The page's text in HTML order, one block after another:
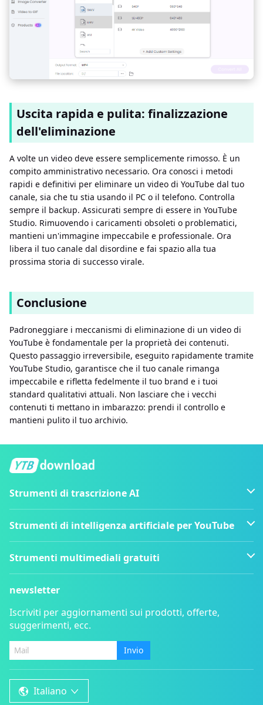
Uscita rapida e pulita: finalizzazione
dell'eliminazione
A volte un video deve essere semplicemente rimosso. È un
compito amministrativo necessario. Ora conosci i metodi
rapidi e definitivi per eliminare un video di YouTube dal tuo
canale, sia che tu stia usando il PC o il telefono. Controlla
sempre il backup. Assicurati sempre di essere in YouTube
Studio. Rimuovendo i caricamenti obsoleti o problematici,
mantieni un'immagine impeccabile e professionale. Ora
libera il tuo canale dal disordine e fai spazio alla tua
prossima storia di successo virale.
Conclusione
Padroneggiare i meccanismi di eliminazione di un video di
YouTube è fondamentale per la proprietà dei contenuti.
Questo passaggio irreversibile, eseguito rapidamente tramite
YouTube Studio, garantisce che il tuo canale rimanga
impeccabile e rifletta fedelmente il tuo brand e i tuoi
standard qualitativi attuali. Non lasciare che i vecchi
contenuti ti mettano in imbarazzo: prendi il controllo e
mantieni pulito il tuo archivio.
Strumenti di trascrizione AI
Strumenti di intelligenza artificiale per YouTube
Strumenti multimediali gratuiti
newsletter
Iscriviti per aggiornamenti sui prodotti, offerte,
suggerimenti, ecc.
Invio
Italiano